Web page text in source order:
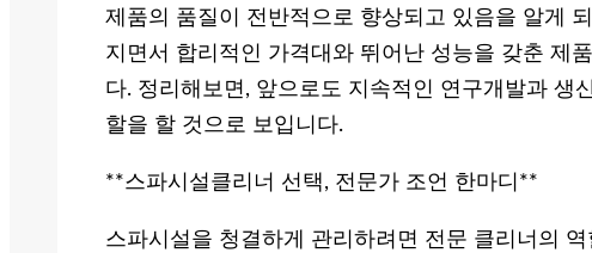
제품의 품질이 전반적으로 향상되고 있음을 알게
지면서 합리적인 가격대와 뛰어난 성능을 갖춘 제
다. 정리해보면, 앞으로도 지속적인 연구개발과 생
할을 할 것으로 보입니다.
**스파시설클리너 선택, 전문가 조언 한마디**
스파시설을 청결하게 관리하려면 전문 클리너의